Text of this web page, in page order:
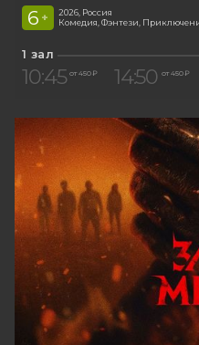
6 +
2026, Россия
Комедия, Фэнтези,
1 зал
10:45 от 450 ₽ 14:50 от 450 ₽